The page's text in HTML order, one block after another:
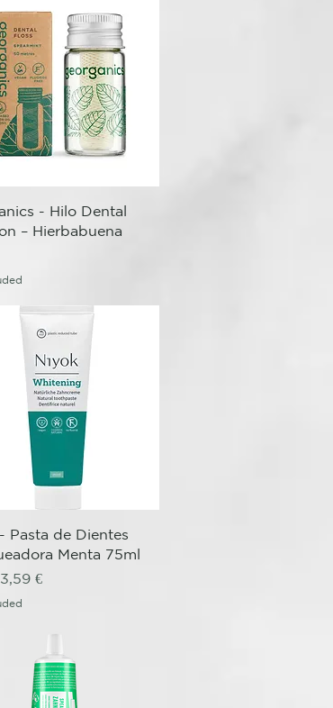
Quick View
- Hilo Dental
– Hierbabuena
Quick View
Pasta de Dientes
Menta 75ml
Price
Sale Price
3,59 €